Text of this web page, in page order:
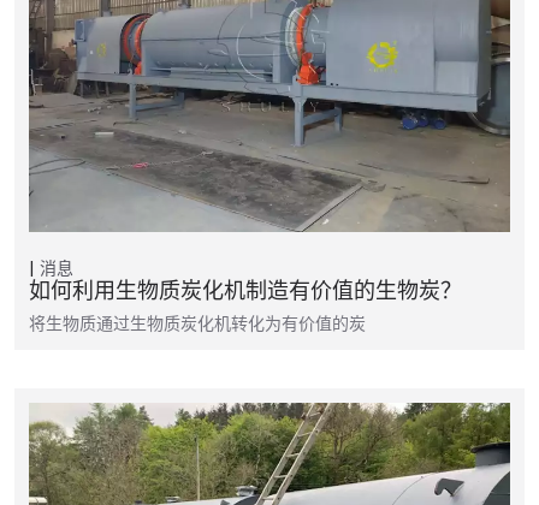
消息
如何利用生物质炭化机制造有价值的生物炭？
将生物质通过生物质炭化机转化为有价值的炭